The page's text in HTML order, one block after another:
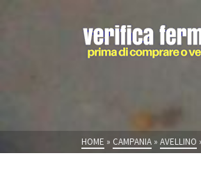
HOME » CAMPANIA » AVELLINO